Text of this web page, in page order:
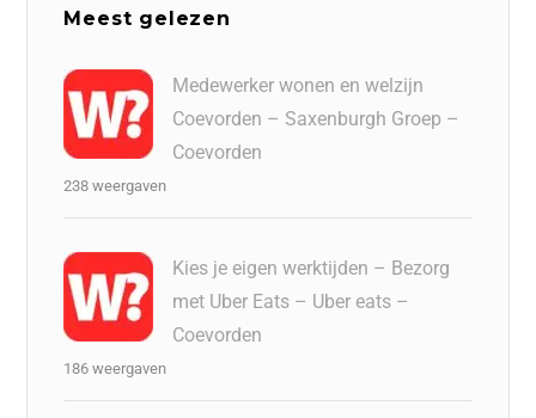
Meest gelezen
Medewerker wonen en welzijn
Coevorden – Saxenburgh Groep –
Coevorden
238 weergaven
Kies je eigen werktijden – Bezorg
met Uber Eats – Uber eats –
Coevorden
186 weergaven